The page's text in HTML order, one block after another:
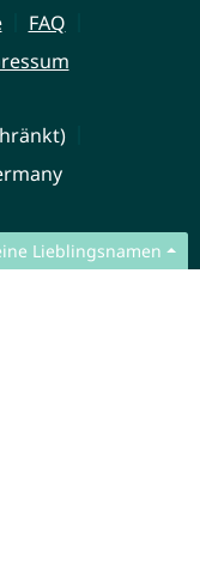
Lieblingsnamen
FAQ